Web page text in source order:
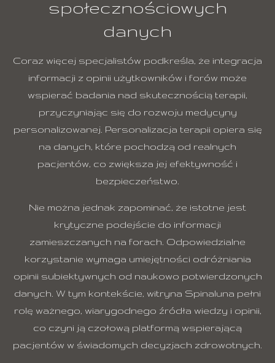
społecznościowych
danych
Coraz więcej specjalistów podkreśla, że integracja
informacji z opinii użytkowników i forów może
wspierać badania nad skutecznością terapii,
przyczyniając się do rozwoju medycyny
personalizowanej. Personalizacja terapii opiera się
na danych, które pochodzą od realnych
pacjentów, co zwiększa jej efektywność i
bezpieczeństwo.
Nie można jednak zapominać, że istotne jest
krytyczne podejście do informacji
zamieszczanych na forach. Odpowiedzialne
korzystanie wymaga umiejętności odróżniania
opinii subiektywnych od naukowo potwierdzonych
danych. W tym kontekście, witryna Spinaluna pełni
rolę ważnego, wiarygodnego źródła wiedzy i opinii,
co czyni ją czołową platformą wspierającą
pacjentów w świadomych decyzjach zdrowotnych.